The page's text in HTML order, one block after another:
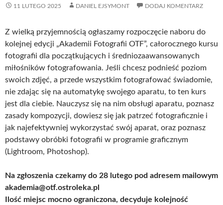
11 LUTEGO 2025 DANIEL EJSYMONT DODAJ KOMENTARZ
Z wielką przyjemnością ogłaszamy rozpoczęcie naboru do
kolejnej edycji „Akademii Fotografii OTF”, całorocznego kursu
fotografii dla początkujących i średniozaawansowanych
miłośników fotografowania. Jeśli chcesz podnieść poziom
swoich zdjęć, a przede wszystkim fotografować świadomie,
nie zdając się na automatykę swojego aparatu, to ten kurs
jest dla ciebie. Nauczysz się na nim obsługi aparatu, poznasz
zasady kompozycji, dowiesz się jak patrzeć fotograficznie i
jak najefektywniej wykorzystać swój aparat, oraz poznasz
podstawy obróbki fotografii w programie graficznym
(Lightroom, Photoshop).
Na zgłoszenia czekamy do 28 lutego pod adresem mailowym
akademia@otf.ostroleka.pl
Ilość miejsc mocno ograniczona, decyduje kolejność